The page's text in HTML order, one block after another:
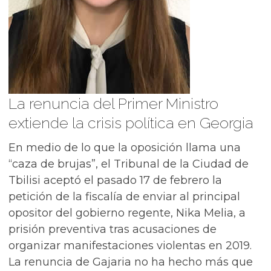
La renuncia del Primer Ministro
extiende la crisis política en Georgia
En medio de lo que la oposición llama una
“caza de brujas”, el Tribunal de la Ciudad de
Tbilisi aceptó el pasado 17 de febrero la
petición de la fiscalía de enviar al principal
opositor del gobierno regente, Nika Melia, a
prisión preventiva tras acusaciones de
organizar manifestaciones violentas en 2019.
La renuncia de Gajaria no ha hecho más que